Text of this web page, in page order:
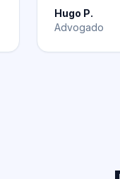
Hugo P.
Advogado